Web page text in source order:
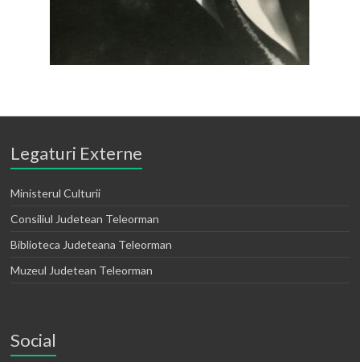
Legaturi Externe
Ministerul Culturii
Consiliul Judetean Teleorman
Biblioteca Judeteana Teleorman
Muzeul Judetean Teleorman
Social